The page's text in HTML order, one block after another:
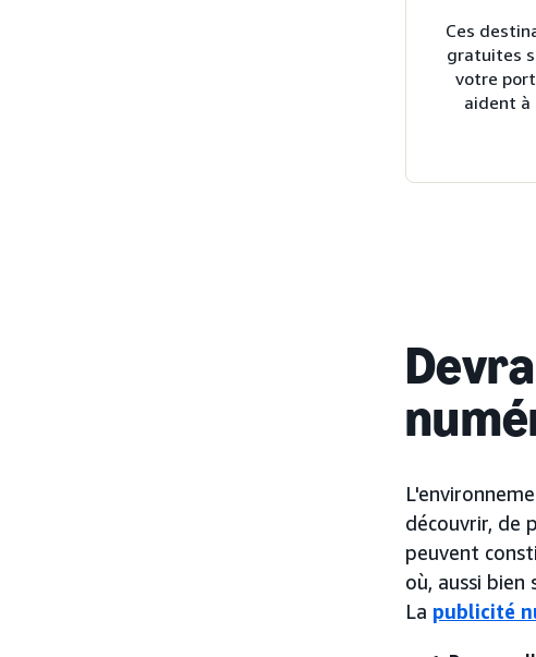
Ces
gratuites
votre
aident à
découvrir, de
peuvent
où, aussi bien
La publicité